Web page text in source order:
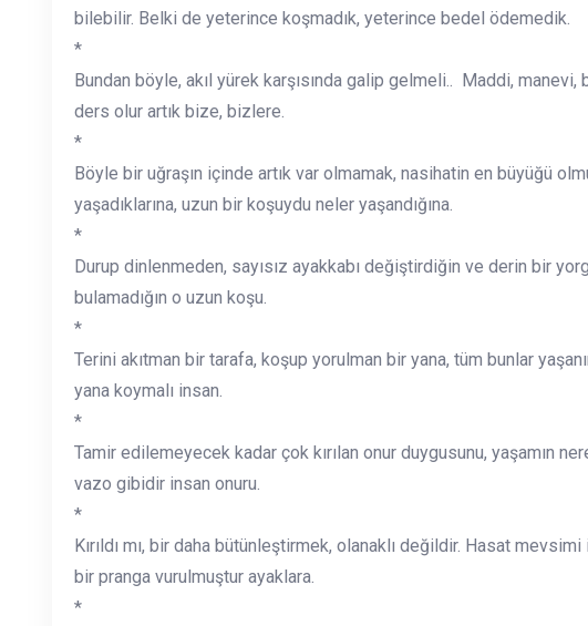
bilebilir. Belki de yeterince koşmadık, yeterince bedel ödemedik.
*
Bundan böyle, akıl yürek karşısında galip gelmeli.. Maddi, manevi,
ders olur artık bize, bizlere.
*
Böyle bir uğraşın içinde artık var olmamak, nasihatin en büyüğü
yaşadıklarına, uzun bir koşuydu neler yaşandığına.
*
Durup dinlenmeden, sayısız ayakkabı değiştirdiğin ve derin bir
bulamadığın o uzun koşu.
*
Terini akıtman bir tarafa, koşup yorulman bir yana, tüm bunlar
yana koymalı insan.
*
Tamir edilemeyecek kadar çok kırılan onur duygusunu, yaşamın
vazo gibidir insan onuru.
*
Kırıldı mı, bir daha bütünleştirmek, olanaklı değildir. Hasat
bir pranga vurulmuştur ayaklara.
*